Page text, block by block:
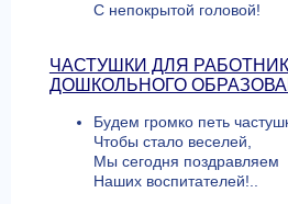
С непокрытой головой!
ЧАСТУШКИ ДЛЯ
ДОШКОЛЬНОГО
Будем громко петь
Чтобы стало веселей,
Мы сегодня поздравляем
Наших воспитателей!..